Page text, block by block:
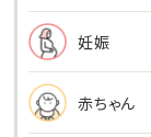
妊娠
赤ちゃん